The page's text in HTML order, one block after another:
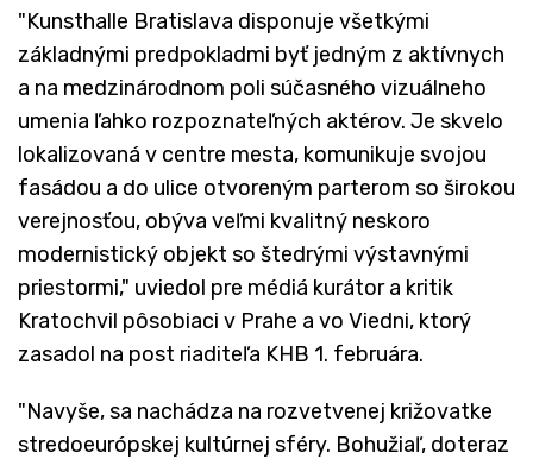
"Kunsthalle Bratislava disponuje všetkými
základnými predpokladmi byť jedným z aktívnych
a na medzinárodnom poli súčasného vizuálneho
umenia ľahko rozpoznateľných aktérov. Je skvelo
lokalizovaná v centre mesta, komunikuje svojou
fasádou a do ulice otvoreným parterom so širokou
verejnosťou, obýva veľmi kvalitný neskoro
modernistický objekt so štedrými výstavnými
priestormi," uviedol pre médiá kurátor a kritik
Kratochvil pôsobiaci v Prahe a vo Viedni, ktorý
zasadol na post riaditeľa KHB 1. februára.
"Navyše, sa nachádza na rozvetvenej križovatke
stredoeurópskej kultúrnej sféry. Bohužiaľ, doteraz